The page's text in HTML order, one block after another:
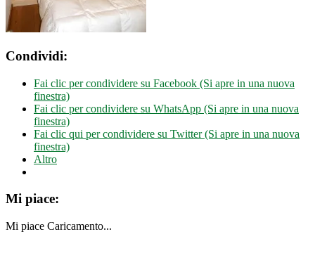
Condividi:
Fai clic per condividere su Facebook (Si apre in una nuova
finestra)
Fai clic per condividere su WhatsApp (Si apre in una nuova
finestra)
Fai clic qui per condividere su Twitter (Si apre in una nuova
finestra)
Altro
Mi piace:
Mi piace Caricamento...